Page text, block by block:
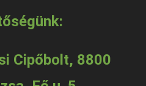
Cipőbolt, 8800